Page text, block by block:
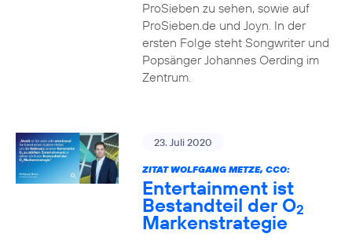
ProSieben zu sehen, sowie auf
ProSieben.de und Joyn. In der
ersten Folge steht Songwriter und
Popsänger Johannes Oerding im
Zentrum.
23. Juli 2020
ZITAT WOLFGANG METZE, CCO:
Entertainment ist
Bestandteil der O2
Markenstrategie